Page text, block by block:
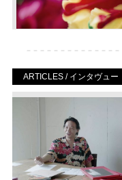
ARTICLES / インタヴュー